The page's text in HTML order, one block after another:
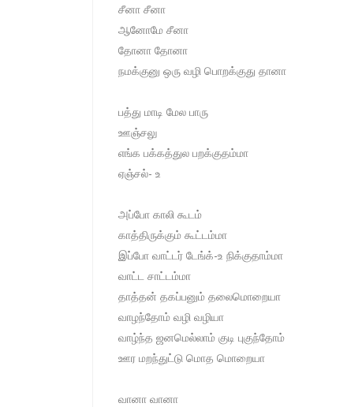
சீனா சீனா
ஆனோமே சீனா
தோனா தோனா
நமக்குனு ஒரு வழி பொறக்குது தானா
பத்து மாடி மேல பாரு
ஊஞ்சலு
எங்க பக்கத்துல பறக்குதம்மா
ஏஞ்சல்- உ
அப்போ காலி கூடம்
காத்திருக்கும் கூட்டம்மா
இப்போ வாட்டர் டேங்க்-உ நிக்குதாம்மா
வாட்ட சாட்டம்மா
தாத்தன் தகப்பனும் தலைமொறையா
வாழந்தோம் வழி வழியா
வாழ்ந்த ஜனமெல்லாம் குடி புகுந்தோம்
ஊர மறந்துட்டு மொத மொறையா
வானா வானா